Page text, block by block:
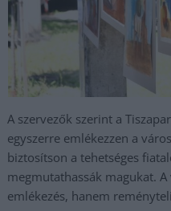
A szervezők szerint a
egyszerre emlékezzen a
biztosítson a tehetséges
megmutathassák magukat.
emlékezés, hanem